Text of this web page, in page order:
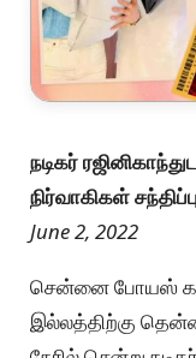
நடிகர்
நிர்வாகிகள் சந்திப்பு
June 2, 2022
சென்னை போயஸ்
இல்லத்திற்கு